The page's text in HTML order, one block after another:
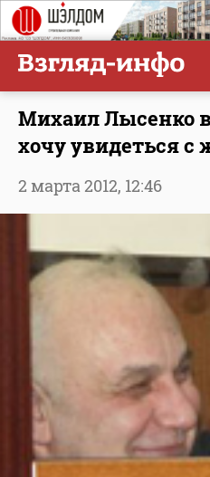
Михаил Лысенко
хочу увидеться с
2 марта 2012, 12:46